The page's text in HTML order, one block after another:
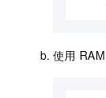
使用 RAM